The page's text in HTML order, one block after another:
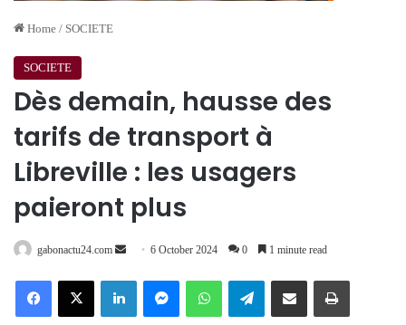
Home / SOCIETE
SOCIETE
Dès demain, hausse des
tarifs de transport à
Libreville : les usagers
paieront plus
gabonactu24.com
Send 6 October 2024 0 1 minute read
FacebookX LinkedInMessengerWhatsAppTelegramShare via Email Print